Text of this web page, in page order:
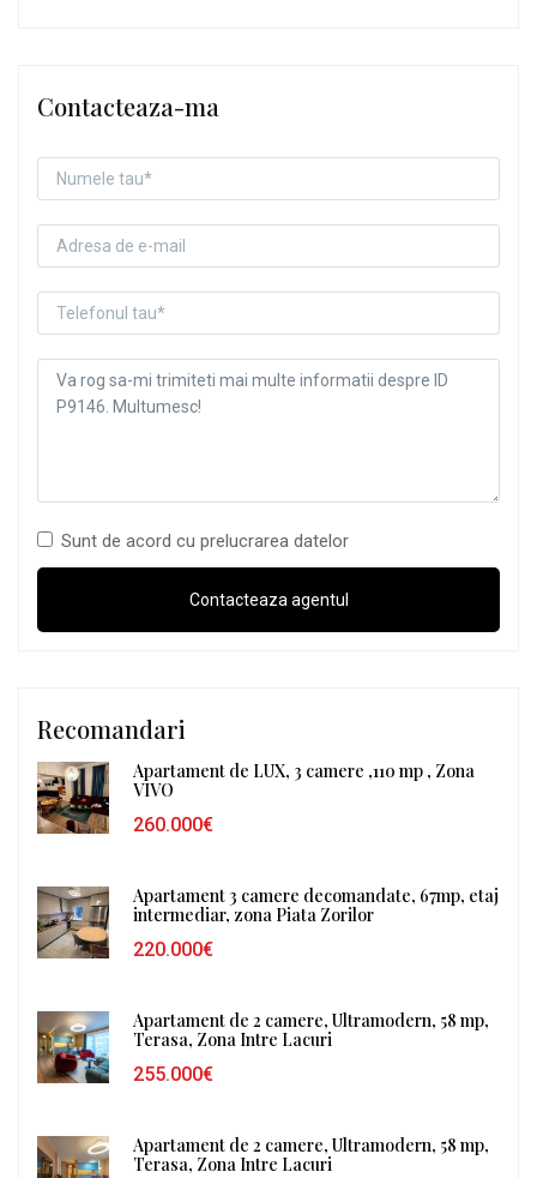
Contacteaza-ma
Sunt de acord cu prelucrarea datelor
Recomandari
Apartament de LUX, 3 camere ,110 mp , Zona
VIVO
260.000€
Apartament 3 camere decomandate, 67mp, etaj
intermediar, zona Piata Zorilor
220.000€
Apartament de 2 camere, Ultramodern, 58 mp,
Terasa, Zona Intre Lacuri
255.000€
Apartament de 2 camere, Ultramodern, 58 mp,
Terasa, Zona Intre Lacuri